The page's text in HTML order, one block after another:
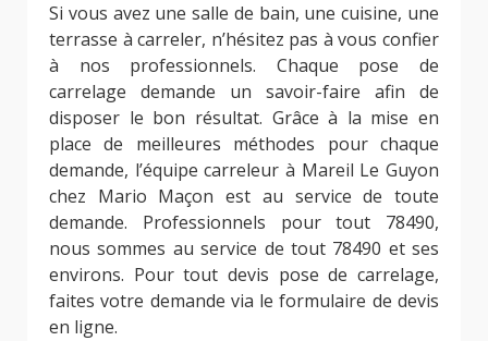
Si vous avez une salle de bain, une cuisine, une
terrasse à carreler, n’hésitez pas à vous confier
à nos professionnels. Chaque pose de
carrelage demande un savoir-faire afin de
disposer le bon résultat. Grâce à la mise en
place de meilleures méthodes pour chaque
demande, l’équipe carreleur à Mareil Le Guyon
chez Mario Maçon est au service de toute
demande. Professionnels pour tout 78490,
nous sommes au service de tout 78490 et ses
environs. Pour tout devis pose de carrelage,
faites votre demande via le formulaire de devis
en ligne.